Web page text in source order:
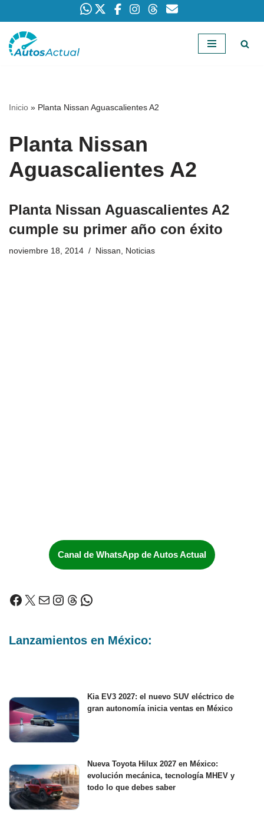
Saltar
Inicio » Planta Nissan Aguascalientes A2
Planta Nissan
Aguascalientes A2
Planta Nissan Aguascalientes A2
cumple su primer año con éxito
noviembre 18, 2014 Nissan, Noticias
Canal de WhatsApp de Autos Actual
Lanzamientos en México:
Kia EV3 2027: el nuevo SUV eléctrico de
gran autonomía inicia ventas en México
Nueva Toyota Hilux 2027 en México:
evolución mecánica, tecnología MHEV y
todo lo que debes saber